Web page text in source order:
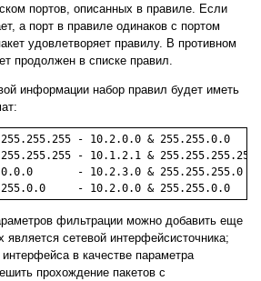
портов, описанных в правиле. Если
а порт в правиле одинаков с портом
удовлетворяет правилу. В противном
продолжен в списке правил.
информации набор правил будет иметь
- 10.2.0.0 & 255.255.0.0
- 10.1.2.1 & 255.255.255.255
- 10.2.3.0 & 255.255.255.0
- 10.2.0.0 & 255.255.0.0
фильтрации можно добавить еще
сетевой интерфейсисточника;
в качестве параметра
прохождение пакетов с